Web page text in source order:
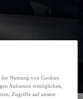
Nutzung von Cookies
Anbietern ermöglichen,
Zugriffe auf unsere